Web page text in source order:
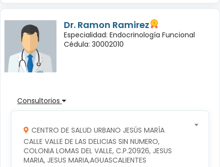
Dr. Ramon Ramirez
Especialidad: Endocrinología Funcional
Cédula: 30002010
Consultorios
CENTRO DE SALUD URBANO JESÚS MARÍA
CALLE VALLE DE LAS DELICIAS SIN NUMERO,
COLONIA LOMAS DEL VALLE, C.P.20926, JESUS
MARIA, JESUS MARIA,AGUASCALIENTES